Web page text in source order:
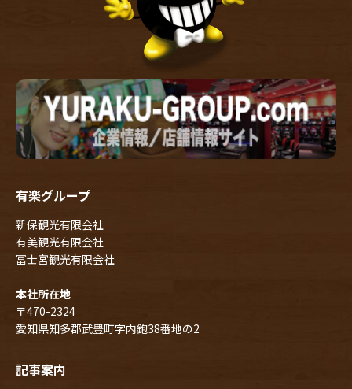
有楽グループ
新保観光有限会社
有美観光有限会社
冨士宮観光有限会社
本社所在地
〒470-2324
愛知県知多郡武豊町字内鉋38番地の2
記事案内